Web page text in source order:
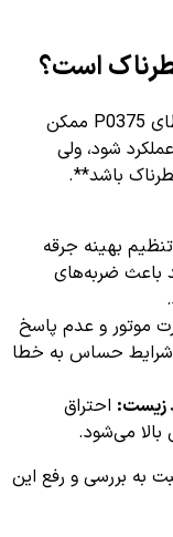
است؟
با وجود اینکه رانندگی با خودرو دارای کد خطای P0375 ممکن
شود، ولی
باشد**.
بهینه جرقه
باعث ضربه‌های
موتور و عدم پاسخ
حساس به خطا
زیست: احتراق
می‌شود.
به بررسی و رفع این